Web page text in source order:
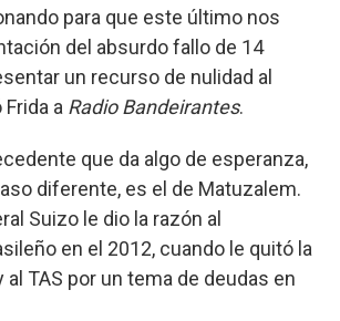
para que este último nos
del absurdo fallo de 14
un recurso de nulidad al
a Radio Bandeirantes.
que da algo de esperanza,
diferente, es el de Matuzalem.
Suizo le dio la razón al
en el 2012, cuando le quitó la
al TAS por un tema de deudas en